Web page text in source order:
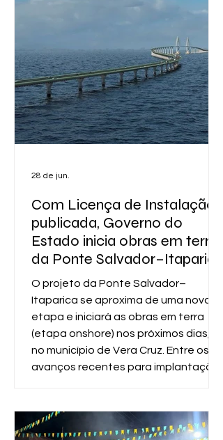
atendimento especializado em
Rodrigues inaugurou, nesta terça-
feira (30), a Policlínica Regional de
Saúde de Camaçari, a primeira
unidade do Brasil construída no
âmbito do Novo PAC Saúde. O
investimento total é de R$ 49
milhões, resul
Com Licença de Instalação
publicada, Governo do
Estado inicia obras em terra
da Ponte Salvador–Itaparica
O projeto da Ponte Salvador–
Itaparica se aproxima de uma nova
etapa e iniciará as obras em terra
(etapa onshore) nos próximos dias,
no município de Vera Cruz. Entre os
avanços recentes para implantação
Instituto do Meio Ambiente e
Recursos Hídricos (Inema), órgão
28 de jun.